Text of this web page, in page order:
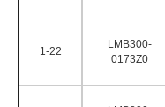
1-22
LMB300-
0173Z0